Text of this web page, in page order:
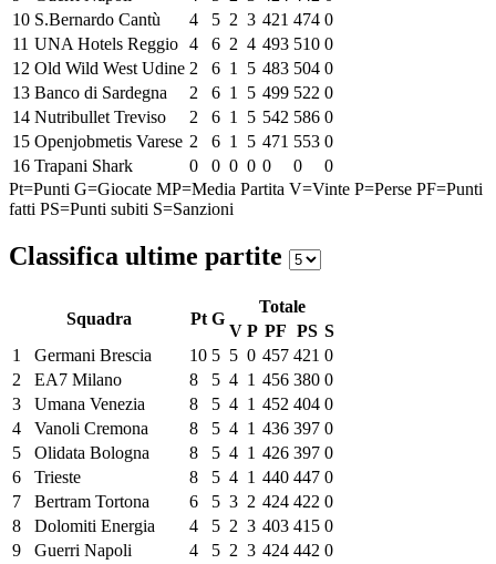
10 S.Bernardo Cantù 4 5 2 3 421 474 0
11 UNA Hotels Reggio 4 6 2 4 493 510 0
12 Old Wild West Udine 2 6 1 5 483 504 0
13 Banco di Sardegna 2 6 1 5 499 522 0
14 Nutribullet Treviso 2 6 1 5 542 586 0
15 Openjobmetis Varese 2 6 1 5 471 553 0
16 Trapani Shark 0 0 0 0 0 0
0
Pt=Punti G=Giocate MP=Media Partita V=Vinte P=Perse PF=Punti
fatti PS=Punti subiti S=Sanzioni
Classifica ultime partite
Squadra Pt G
Totale
V P PF PS S
1
Germani Brescia 10 5 5 0 457 421 0
2
EA7 Milano 8 5 4 1 456 380 0
3
Umana Venezia 8 5 4 1 452 404 0
4
Vanoli Cremona 8 5 4 1 436 397 0
5
Olidata Bologna 8 5 4 1 426 397 0
6
Trieste 8 5 4 1 440 447 0
7
Bertram Tortona 6 5 3 2 424 422 0
8
Dolomiti Energia 4 5 2 3 403 415 0
9
Guerri Napoli 4 5 2 3 424 442 0